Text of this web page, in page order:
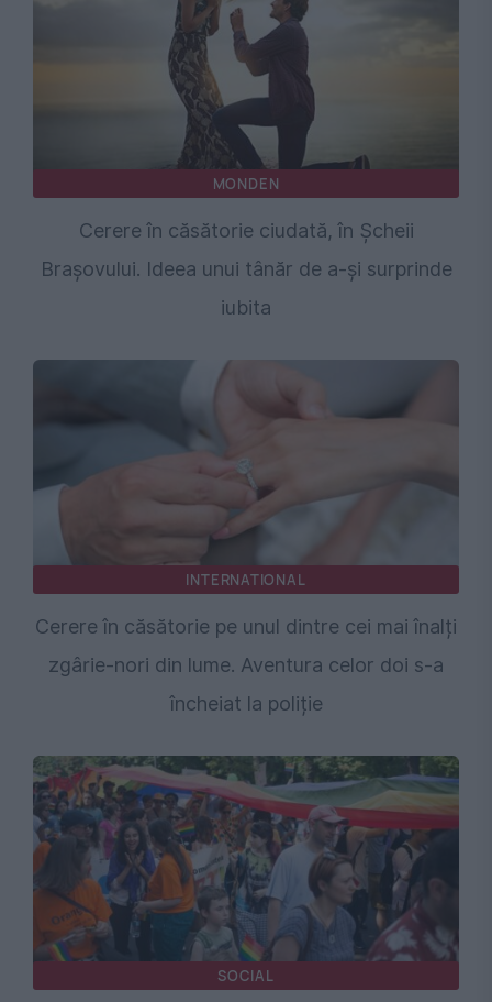
MONDEN
Cerere în căsătorie ciudată, în Șcheii
Brașovului. Ideea unui tânăr de a-și surprinde
iubita
INTERNATIONAL
Cerere în căsătorie pe unul dintre cei mai înalți
zgârie-nori din lume. Aventura celor doi s-a
încheiat la poliție
SOCIAL